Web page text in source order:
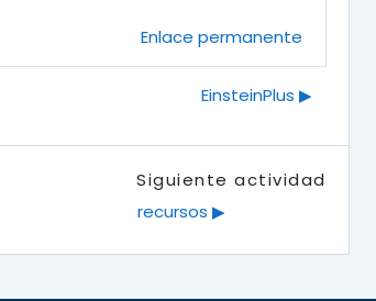
Enlace permanente
EinsteinPlus ▶︎
Siguiente actividad
recursos ▶︎